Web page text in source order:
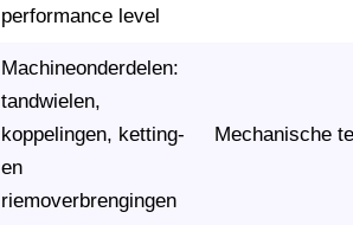
performance level
Machineonderdelen:
tandwielen,
koppelingen, ketting-
en
riemoverbrengingen
Mechanische